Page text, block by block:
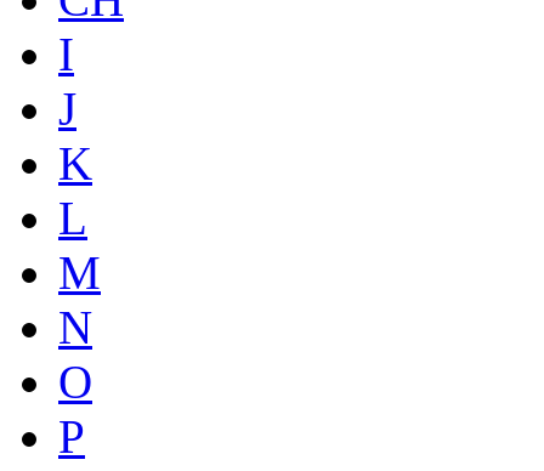
I
J
K
L
M
N
O
P